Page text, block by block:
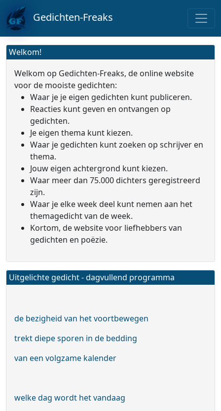
Gedichten-Freaks
Welkom!
Welkom op Gedichten-Freaks, de online website
voor de mooiste gedichten:
Waar je je eigen gedichten kunt publiceren.
Reacties kunt geven en ontvangen op
gedichten.
Je eigen thema kunt kiezen.
Waar je gedichten kunt zoeken op schrijver en
thema.
Jouw eigen achtergrond kunt kiezen.
Waar meer dan 75.000 dichters geregistreerd
zijn.
Waar je elke week deel kunt nemen aan het
themagedicht van de week.
Kortom, de website voor liefhebbers van
gedichten en poëzie.
Uitgelichte gedicht - dagvullend programma
de bezigheid van het voortbewegen
trekt diepe sporen in de bedding
van een volgzame kalender
welke dag wordt het vandaag